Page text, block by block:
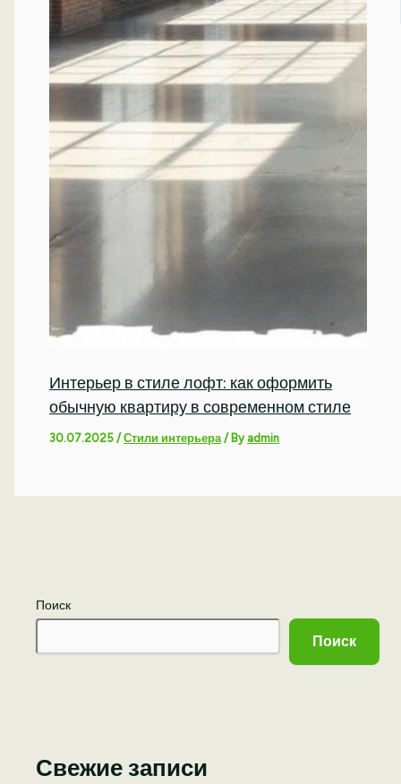
Поиск
Поиск
Свежие записи
Интерьер в стиле лофт: как оформить
обычную квартиру в современном стиле
30.07.2025/Стили интерьера / Byadmin